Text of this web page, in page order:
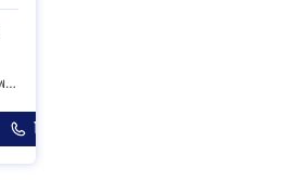
วังทองหลาง กรุงเทพมหานคร
โทร